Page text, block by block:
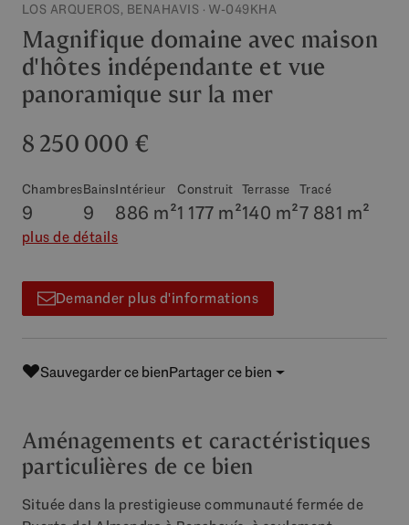
LOS ARQUEROS, BENAHAVIS · W-049KHA
Magnifique domaine avec maison
d'hôtes indépendante et vue
panoramique sur la mer
8 250 000 €
Chambres
9
Bains
9
Intérieur
886 m²
Construit
1 177 m²
Terrasse
140 m²
Tracé
7 881 m²
plus de détails
Demander plus d'informations
Sauvegarder ce bienPartager ce bien
Aménagements et caractéristiques
particulières de ce bien
Située dans la prestigieuse communauté fermée de